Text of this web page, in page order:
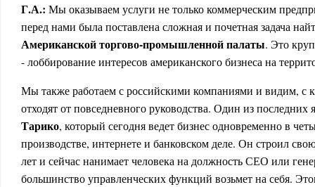
Г.А.: Мы оказываем услуги не только коммерческим
перед нами была поставлена сложная и почетная задача
Американской торгово-промышленной палаты. Это
- лоббирование интересов американского бизнеса на
Мы также работаем с российскими компаниями и видим, с
отходят от повседневного руководства. Один из
Тарико, который сегодня ведет бизнес одновременно в
производстве, интернете и банковском деле. Он строил
лет и сейчас нанимает человека на должность СЕО или
большинство управленческих функций возьмет на себя.